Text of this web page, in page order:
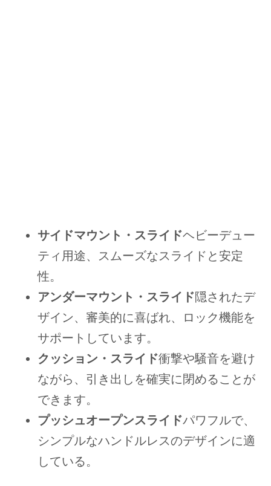
サイドマウント・スライドヘビーデュー
ティ用途、スムーズなスライドと安定
性。
アンダーマウント・スライド隠されたデ
ザイン、審美的に喜ばれ、ロック機能を
サポートしています。
クッション・スライド衝撃や騒音を避け
ながら、引き出しを確実に閉めることが
できます。
プッシュオープンスライドパワフルで、
シンプルなハンドルレスのデザインに適
している。